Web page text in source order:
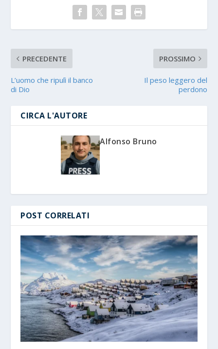
PRECEDENTE
L’uomo che ripulì il banco
di Dio
PROSSIMO
Il peso leggero del
perdono
CIRCA L'AUTORE
Alfonso Bruno
POST CORRELATI